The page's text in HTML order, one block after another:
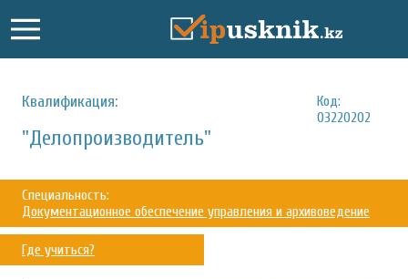
Квалификация:
Код:
03220202
"Делопроизводитель"
Специальность:
Документационное обеспечение управления и архивоведение
Где учиться?